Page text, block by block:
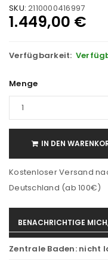
SKU: 2110000416997
1.449,00 €
Verfügbarkeit:
Menge
IN DEN
Kostenloser Versand
Deutschland (ab 100€)
BENACHRICHTIGE
Zentrale Baden: nicht